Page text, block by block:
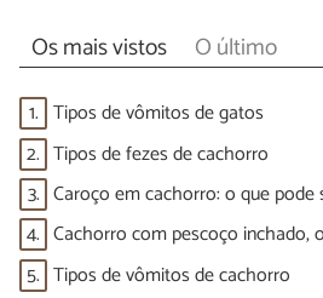
Os mais vistos O último
1. Tipos de vômitos de gatos
2. Tipos de fezes de cachorro
3. Caroço em cachorro: o que pode
4. Cachorro com pescoço inchado,
5. Tipos de vômitos de cachorro